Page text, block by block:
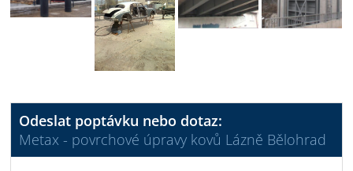
Odeslat poptávku nebo dotaz:
Metax - povrchové úpravy kovů Lázně Bělohrad